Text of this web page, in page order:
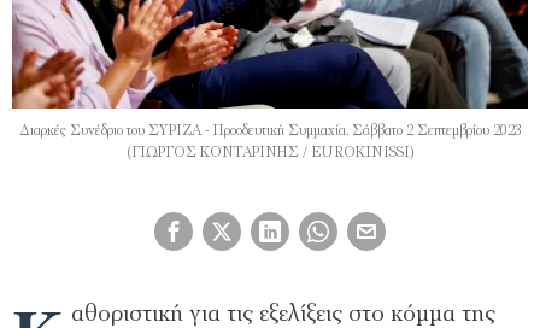
Διαρκές Συνέδριο του ΣΥΡΙΖΑ - Προοδευτική Συμμαχία. Σάββατο 2 Σεπτεμβρίου 2023
(ΓΙΩΡΓΟΣ ΚΟΝΤΑΡΙΝΗΣ / EUROKINISSI)
αθοριστική για τις εξελίξεις στο κόμμα της